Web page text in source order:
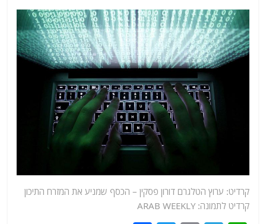
קרדיט: ערוץ הטלגרם דורון פסקין – הכסף שמניע את המזרח התיכון
קרדיט לתמונה: ARAB WEEKLY